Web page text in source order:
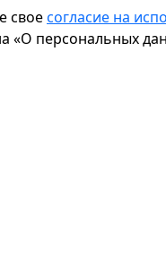
своесогласие на
«О персональных